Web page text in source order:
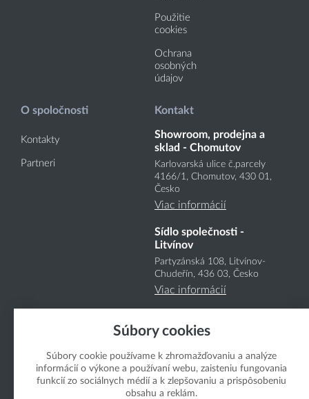
Použitie
cookies
Ochrana
osobných
údajov
O spoločnosti
Kontakty
Partneri
Kontakt
Showroom, prodejna a
sklad - Chomutov
Karlovarská ulice č.parcely
4166/1, Chomutov, 430 01,
Česko
Viac informácií
Sídlo společnosti -
Litvínov
Partyzánská 108, Litvínov-
Chudeřín, 436 03, Česko
Viac informácií
Copyright Boukal.SK 2026
Súbory cookies
Súbory cookie používame k zhromažďovaniu a analýze
informácií o výkone a používaní webu, zaisteniu fungovania
funkcií zo sociálnych médií a k zlepšovaniu a prispôsobeniu
obsahu a reklám.